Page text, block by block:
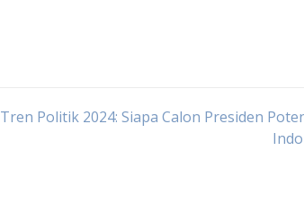
Tren Politik 2024: Siapa Calon Presiden